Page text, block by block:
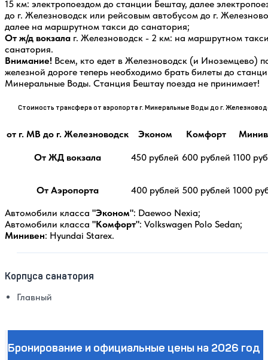
15 км: электропоездом до станции Бештау, далее
до г. Железноводск или рейсовым автобусом до г.
далее на маршрутном такси до санатория;
От ж/д вокзала г. Железноводск - 2 км: на маршрутном
санатория.
Внимание! Всем, кто едет в Железноводск (и Иноземцево)
железной дороге теперь необходимо брать билеты до
Минеральные Воды. Станция Бештау поезда не принимает!
Стоимость трансфера от аэропорта г. Минеральные Воды до г.
от г. МВ до г. Железноводск Эконом Комфорт
От ЖД вокзала 450 рублей 600 рублей 1100
От Аэропорта 400 рублей 500 рублей 1000
Автомобили класса "Эконом": Daewoo Nexia;
Автомобили класса "Комфорт": Volkswagen Polo Sedan;
Минивен: Hyundai Starex.
Корпуса санатория
Главный
Бронирование и официальные цены на 2026 год